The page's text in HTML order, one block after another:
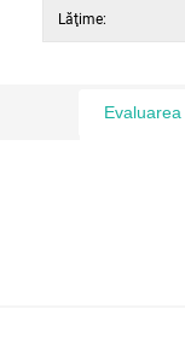
Lăţime:
Evaluarea